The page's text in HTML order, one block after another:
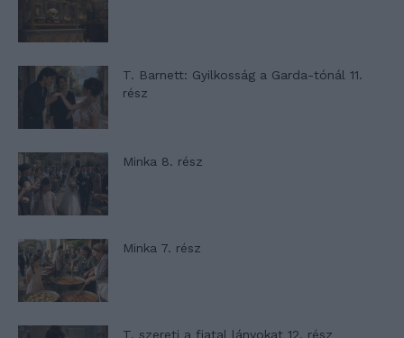
T. Barnett: Gyilkosság a Garda-tónál 11.
rész
Minka 8. rész
Minka 7. rész
T. szereti a fiatal lányokat 12. rész